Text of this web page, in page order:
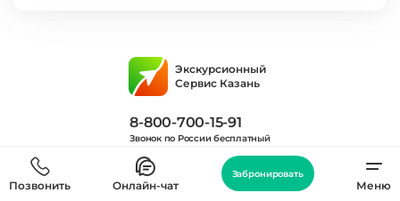
Экскурсионный
Сервис Казань
8-800-700-15-91
Звонок по России бесплатный
Индивидуальные экскурсии
Позвонить Онлайн-чат
Забронировать
Меню